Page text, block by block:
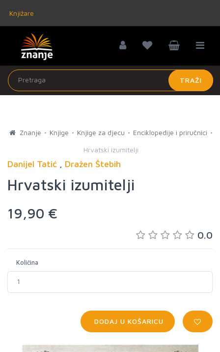
Knjižare
TRAŽI
Znanje Knjige Knjige za djecu Enciklopedije i priručnici
Hrvatski izumitelji
Danijel Tatić Dražen Štebih
Hrvatski izumitelji
19,90 €
0.0
Količina
DODAJ U KOŠARICU